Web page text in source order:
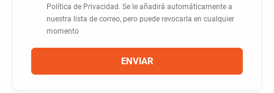
Política de Privacidad. Se le añadirá automáticamente a
nuestra lista de correo, pero puede revocarla en cualquier
momento